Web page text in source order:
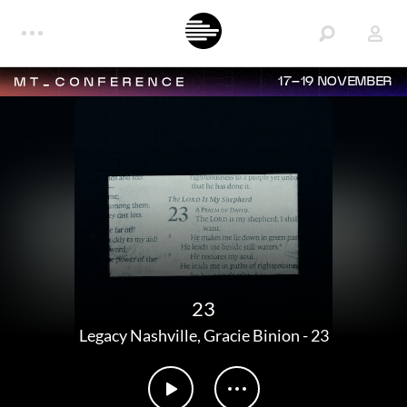
17–19 NOVEMBER
23
Legacy Nashville,Gracie Binion-23